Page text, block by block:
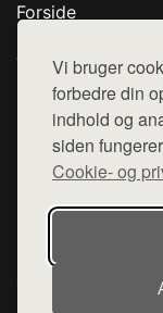
Vi bruger
forbedre din
indhold og
siden
Cookie- og
Forside
Top Rabatter
Kontakt
Denne side er en
hjemmesider med
diverse webshops.
henviser til de